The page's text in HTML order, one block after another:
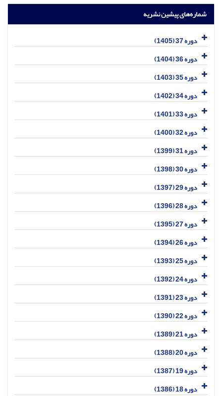
شماره‌های پیشین نشریه
دوره 37 (1405)
دوره 36 (1404)
دوره 35 (1403)
دوره 34 (1402)
دوره 33 (1401)
دوره 32 (1400)
دوره 31 (1399)
دوره 30 (1398)
دوره 29 (1397)
دوره 28 (1396)
دوره 27 (1395)
دوره 26 (1394)
دوره 25 (1393)
دوره 24 (1392)
دوره 23 (1391)
دوره 22 (1390)
دوره 21 (1389)
دوره 20 (1388)
دوره 19 (1387)
دوره 18 (1386)